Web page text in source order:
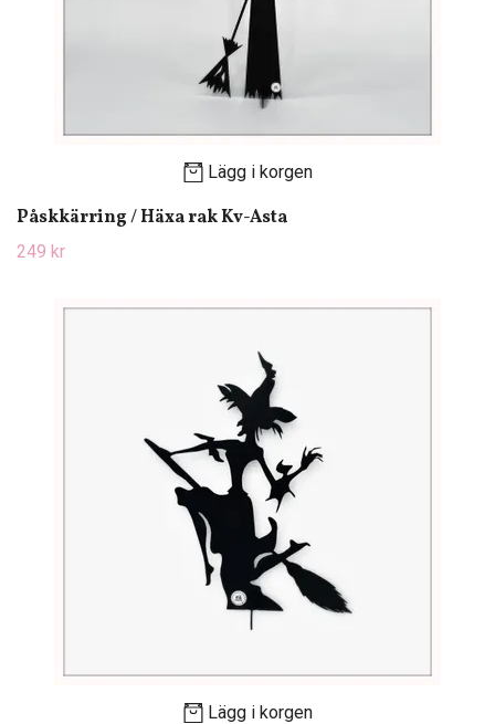
Lägg i korgen
Påskkärring / Häxa rak Kv-Asta
249 kr
Lägg i korgen